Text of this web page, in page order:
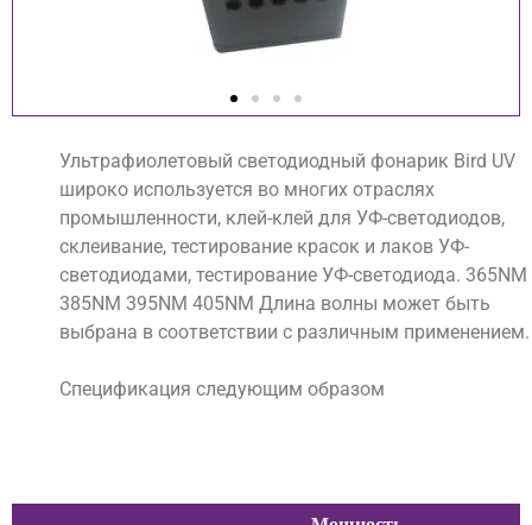
Ультрафиолетовый светодиодный фонарик Bird UV
широко используется во многих отраслях
промышленности, клей-клей для УФ-светодиодов,
склеивание, тестирование красок и лаков УФ-
светодиодами, тестирование УФ-светодиода. 365NM
385NM 395NM 405NM Длина волны может быть
выбрана в соответствии с различным применением.
Спецификация следующим образом